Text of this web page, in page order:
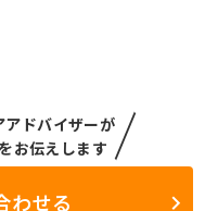
ドバイザーが
お伝えします
わせる